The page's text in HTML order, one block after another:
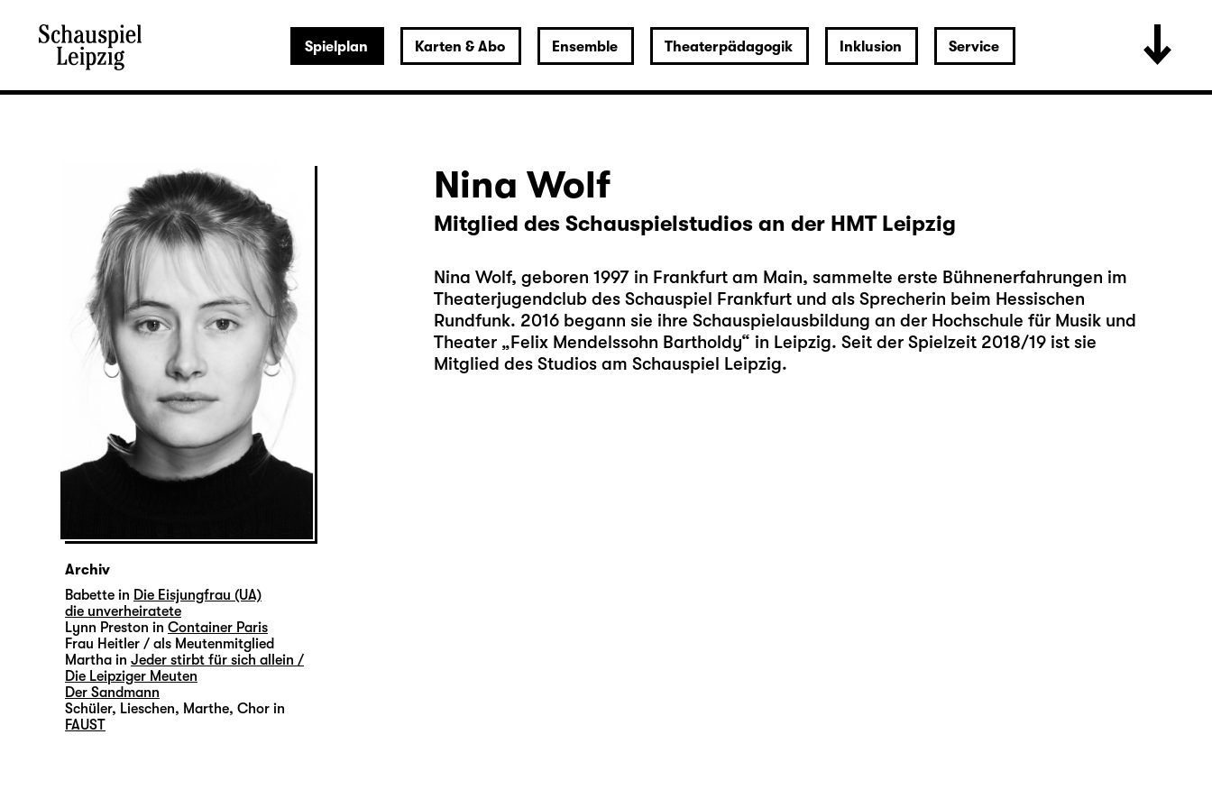
Spielplan Karten & Abo Ensemble Theaterpädagogik Inklusion Service
Nina Wolf
Mitglied des Schauspielstudios an der HMT Leipzig
Nina Wolf, geboren 1997 in Frankfurt am Main, sammelte erste Bühnenerfahrungen im
Theaterjugendclub des Schauspiel Frankfurt und als Sprecherin beim Hessischen
Rundfunk. 2016 begann sie ihre Schauspielausbildung an der Hochschule für Musik und
Theater „Felix Mendelssohn Bartholdy“ in Leipzig. Seit der Spielzeit 2018/19 ist sie
Mitglied des Studios am Schauspiel Leipzig.
Archiv
Babette in Die Eisjungfrau (UA)
die unverheiratete
Lynn Preston in Container Paris
Frau Heitler / als Meutenmitglied
Martha in Jeder stirbt für sich allein /
Die Leipziger Meuten
Der Sandmann
Schüler, Lieschen, Marthe, Chor in
FAUST